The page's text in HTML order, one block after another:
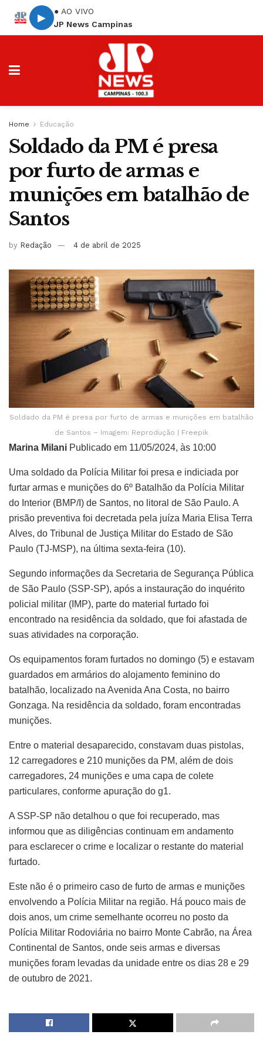
▶
● AO VIVO
JP News Campinas
Home Educação
Soldado da PM é presa
por furto de armas e
munições em batalhão de
Santos
by Redação 4 de abril de 2025
Soldado da PM é presa por furto de armas e munições em batalhão
de Santos – Imagem: Reprodução | Freepik
Marina Milani Publicado em 11/05/2024, às 10:00
Uma soldado da Polícia Militar foi presa e indiciada por
furtar armas e munições do 6º Batalhão da Polícia Militar
do Interior (BMP/I) de Santos, no litoral de São Paulo. A
prisão preventiva foi decretada pela juíza Maria Elisa Terra
Alves, do Tribunal de Justiça Militar do Estado de São
Paulo (TJ-MSP), na última sexta-feira (10).
Segundo informações da Secretaria de Segurança Pública
de São Paulo (SSP-SP), após a instauração do inquérito
policial militar (IMP), parte do material furtado foi
encontrado na residência da soldado, que foi afastada de
suas atividades na corporação.
Os equipamentos foram furtados no domingo (5) e estavam
guardados em armários do alojamento feminino do
batalhão, localizado na Avenida Ana Costa, no bairro
Gonzaga. Na residência da soldado, foram encontradas
munições.
Entre o material desaparecido, constavam duas pistolas,
12 carregadores e 210 munições da PM, além de dois
carregadores, 24 munições e uma capa de colete
particulares, conforme apuração do g1.
A SSP-SP não detalhou o que foi recuperado, mas
informou que as diligências continuam em andamento
para esclarecer o crime e localizar o restante do material
furtado.
Este não é o primeiro caso de furto de armas e munições
envolvendo a Polícia Militar na região. Há pouco mais de
dois anos, um crime semelhante ocorreu no posto da
Polícia Militar Rodoviária no bairro Monte Cabrão, na Área
Continental de Santos, onde seis armas e diversas
munições foram levadas da unidade entre os dias 28 e 29
de outubro de 2021.